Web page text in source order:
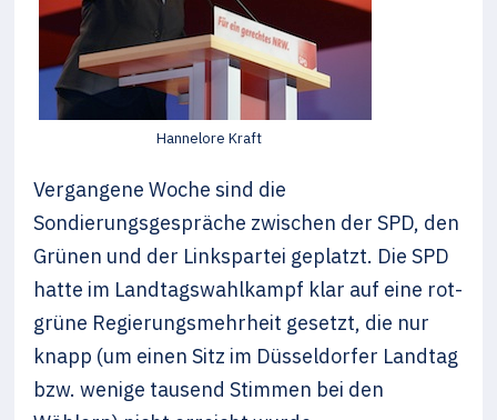
Hannelore Kraft
Vergangene Woche sind die
Sondierungsgespräche zwischen der SPD, den
Grünen und der Linkspartei geplatzt. Die SPD
hatte im Landtagswahlkampf klar auf eine rot-
grüne Regierungsmehrheit gesetzt, die nur
knapp (um einen Sitz im Düsseldorfer Landtag
bzw. wenige tausend Stimmen bei den